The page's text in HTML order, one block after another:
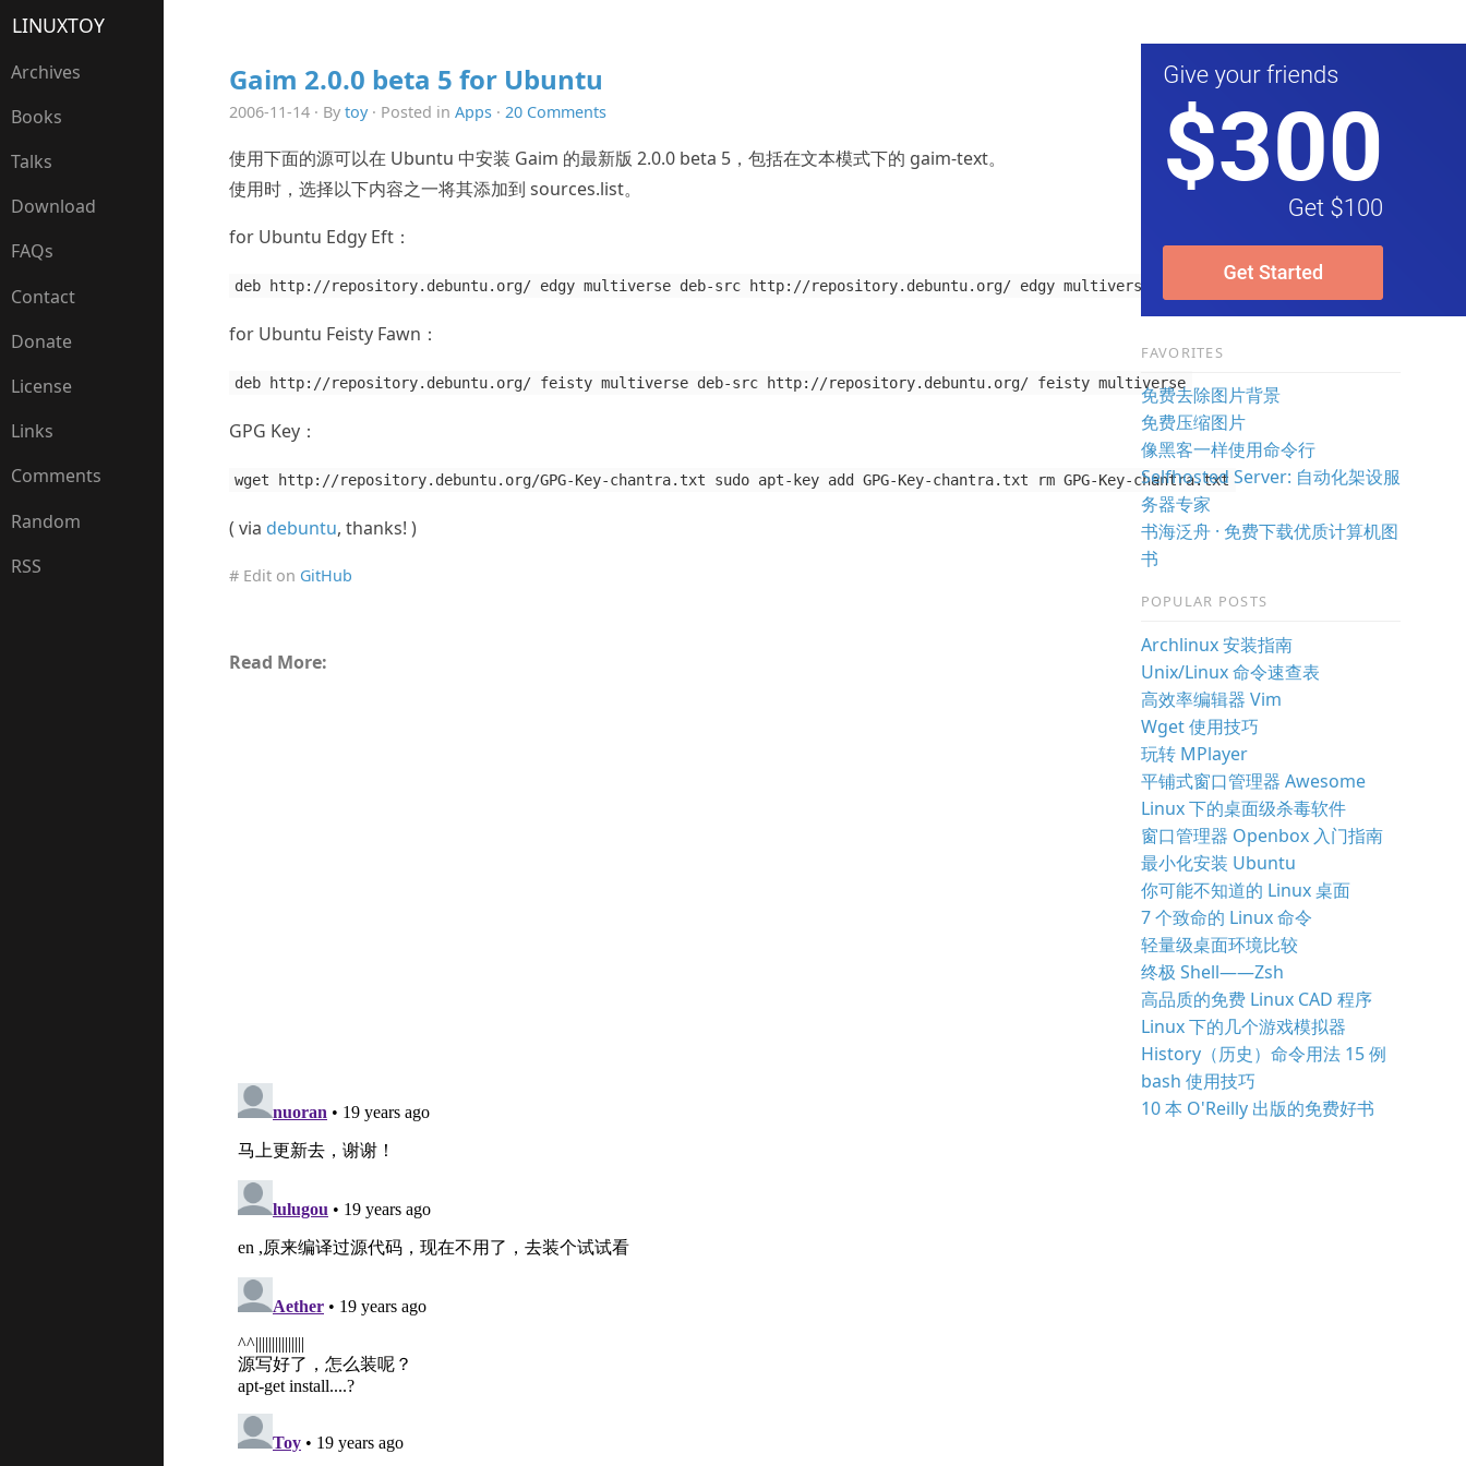
LINUXTOY
Archives
Books
Talks
Download
FAQs
Contact
Donate
License
Links
Comments
Random
RSS
Gaim 2.0.0 beta 5 for Ubuntu
2006-11-14 · By toy· Posted in Apps· 20 Comments
使用下面的源可以在 Ubuntu 中安装 Gaim 的最新版 2.0.0 beta 5，包括在文本模式下的 gaim-text。
使用时，选择以下内容之一将其添加到 sources.list。
for Ubuntu Edgy Eft：
deb http://repository.debuntu.org/ edgy multiverse deb-src http://repository.debuntu.org/ edgy multiverse
for Ubuntu Feisty Fawn：
deb http://repository.debuntu.org/ feisty multiverse deb-src http://repository.debuntu.org/ feisty multiverse
GPG Key：
wget http://repository.debuntu.org/GPG-Key-chantra.txt sudo apt-key add GPG-Key-chantra.txt rm GPG-Key-chantra.txt
( via debuntu, thanks! )
# Edit on GitHub
Read More:
FAVORITES
免费去除图片背景
免费压缩图片
像黑客一样使用命令行
Selfhosted Server: 自动化架设服
务器专家
书海泛舟 · 免费下载优质计算机图
书
POPULAR POSTS
Archlinux 安装指南
Unix/Linux 命令速查表
高效率编辑器 Vim
Wget 使用技巧
玩转 MPlayer
平铺式窗口管理器 Awesome
Linux 下的桌面级杀毒软件
窗口管理器 Openbox 入门指南
最小化安装 Ubuntu
你可能不知道的 Linux 桌面
7 个致命的 Linux 命令
轻量级桌面环境比较
终极 Shell——Zsh
高品质的免费 Linux CAD 程序
Linux 下的几个游戏模拟器
History（历史）命令用法 15 例
bash 使用技巧
10 本 O'Reilly 出版的免费好书